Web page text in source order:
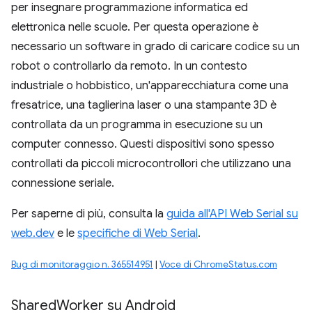
per insegnare programmazione informatica ed
elettronica nelle scuole. Per questa operazione è
necessario un software in grado di caricare codice su un
robot o controllarlo da remoto. In un contesto
industriale o hobbistico, un'apparecchiatura come una
fresatrice, una taglierina laser o una stampante 3D è
controllata da un programma in esecuzione su un
computer connesso. Questi dispositivi sono spesso
controllati da piccoli microcontrollori che utilizzano una
connessione seriale.
Per saperne di più, consulta la guida all'API Web Serial su
web.dev e le specifiche di Web Serial.
Bug di monitoraggio n. 365514951 | Voce di ChromeStatus.com
SharedWorker su Android